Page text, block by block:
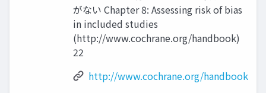
がない Chapter 8: Assessing risk of bias
in included studies
(http://www.cochrane.org/handbook)
22
http://www.cochrane.org/handbook